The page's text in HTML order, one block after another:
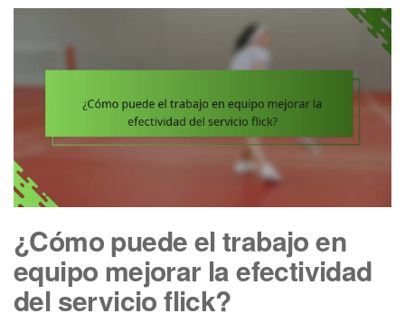
¿Cómo puede el trabajo en
equipo mejorar la efectividad
del servicio flick?